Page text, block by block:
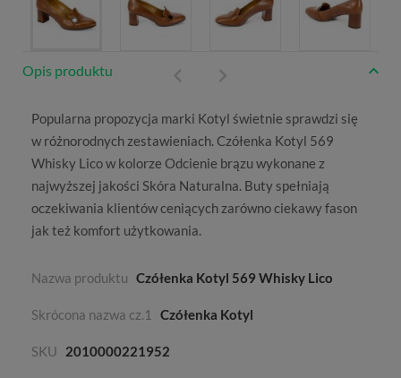
Opis produktu
Popularna propozycja marki Kotyl świetnie sprawdzi się
w różnorodnych zestawieniach. Czółenka Kotyl 569
Whisky Lico w kolorze Odcienie brązu wykonane z
najwyższej jakości Skóra Naturalna. Buty spełniają
oczekiwania klientów ceniących zarówno ciekawy fason
jak też komfort użytkowania.
Nazwa produktu Czółenka Kotyl 569 Whisky Lico
Skrócona nazwa cz.1 Czółenka Kotyl
SKU 2010000221952